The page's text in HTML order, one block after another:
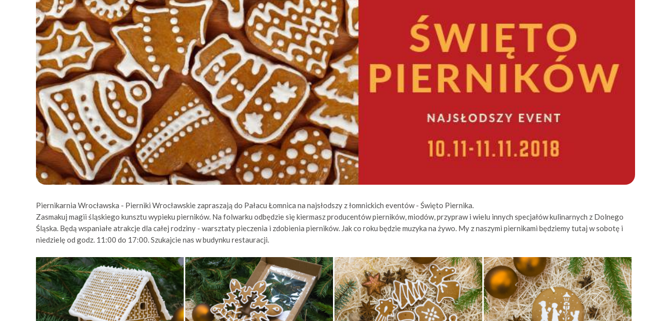
Piernikarnia Wrocławska - Pierniki Wrocławskie zapraszają do Pałacu Łomnica na najsłodszy z łomnickich eventów - Święto Piernika.
Zasmakuj magii śląskiego kunsztu wypieku pierników. Na folwarku odbędzie się kiermasz producentów pierników, miodów, przypraw i wielu innych specjałów kulinarnych z Dolnego
Śląska. Będą wspaniałe atrakcje dla całej rodziny - warsztaty pieczenia i zdobienia pierników. Jak co roku będzie muzyka na żywo. My z naszymi piernikami będziemy tutaj w sobotę i
niedzielę od godz. 11:00 do 17:00. Szukajcie nas w budynku restauracji.